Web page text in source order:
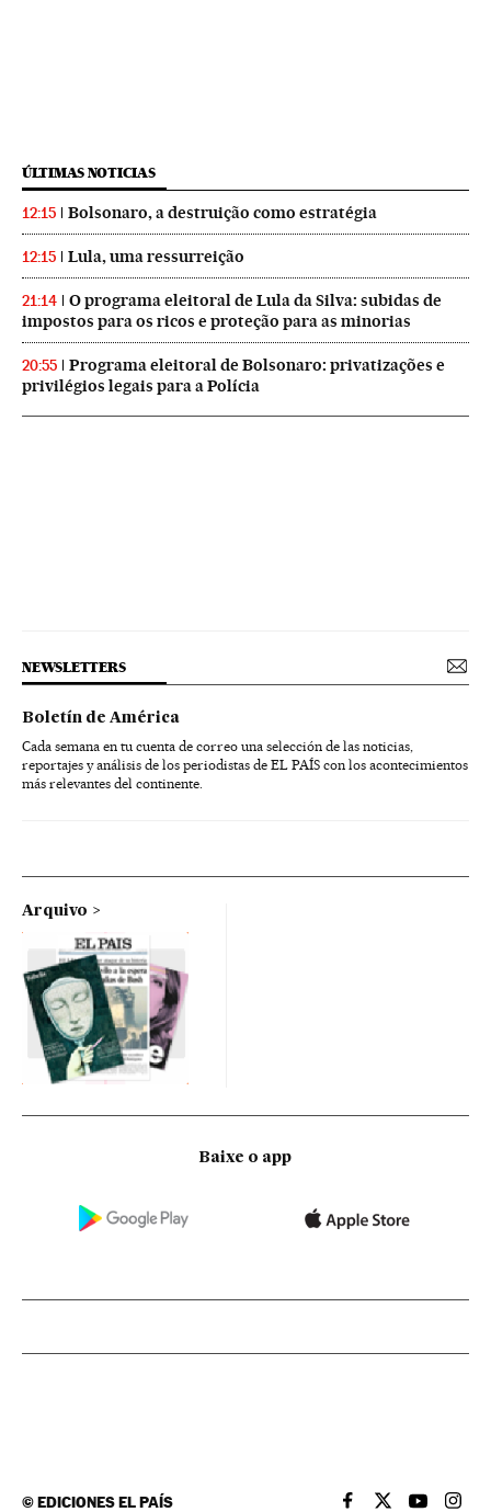
ÚLTIMAS NOTICIAS
12:15 Bolsonaro, a destruição como estratégia
12:15 Lula, uma ressurreição
21:14
O programa eleitoral de Lula da Silva: subidas de
impostos para os ricos e proteção para as minorias
20:55
Programa eleitoral de Bolsonaro: privatizações e
privilégios legais para a Polícia
NEWSLETTERS
Boletín de América
Cada semana en tu cuenta de correo una selección de las noticias,
reportajes y análisis de los periodistas de EL PAÍS con los acontecimientos
más relevantes del continente.
Arquivo
Baixe o app
©EDICIONES EL PAÍS EL PAÍS BRASIL EN
EL PAÍSEL PAÍS
EL